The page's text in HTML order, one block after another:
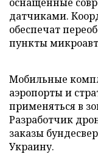
датчиками.
обеспечат
пункты
Мобильные
аэропорты и
применяться в
Разработчик
заказы
Украину.